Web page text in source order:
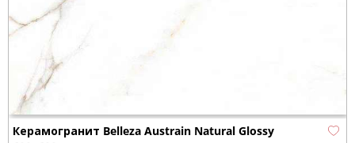
Керамогранит Belleza Austrain Natural Glossy